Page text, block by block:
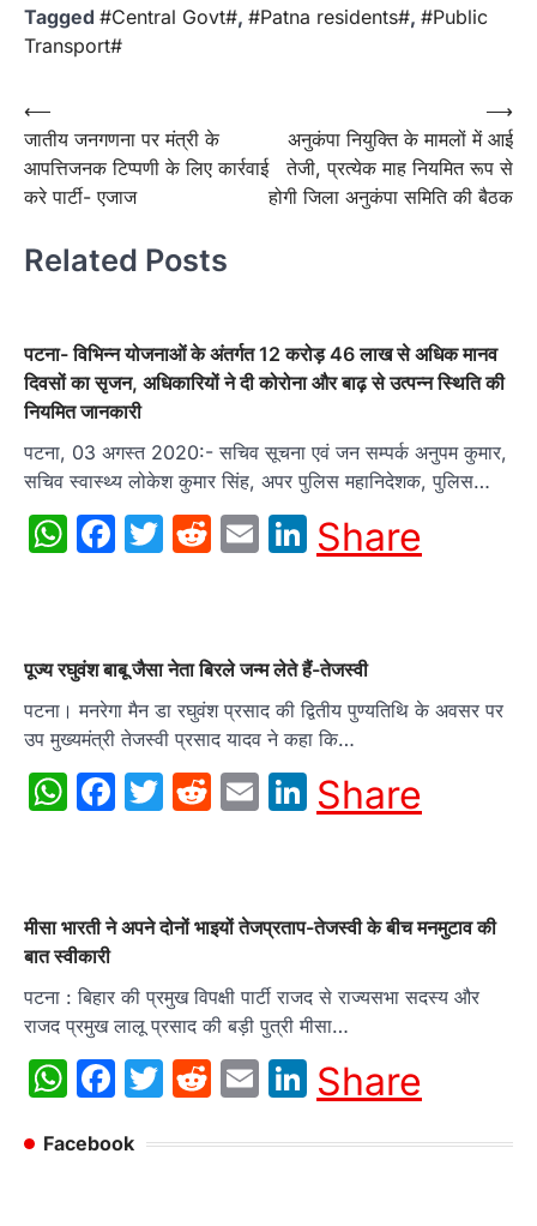
Tagged #Central Govt#, #Patna residents#, #Public
Transport#
Post
navigation
⟵
जातीय जनगणना पर मंत्री के
आपत्तिजनक टिप्पणी के लिए कार्रवाई
करे पार्टी- एजाज
अनुकंपा नियुक्ति के मामलों में आई
तेजी, प्रत्येक माह नियमित रूप से
होगी जिला अनुकंपा समिति की बैठक
⟶
Related Posts
पटना- विभिन्न योजनाओं के अंतर्गत 12 करोड़ 46 लाख से अधिक मानव
दिवसों का सृजन, अधिकारियों ने दी कोरोना और बाढ़ से उत्पन्न स्थिति की
नियमित जानकारी
पटना, 03 अगस्त 2020:- सचिव सूचना एवं जन सम्पर्क अनुपम कुमार,
सचिव स्वास्थ्य लोकेश कुमार सिंह, अपर पुलिस महानिदेशक, पुलिस…
WhatsApp
Facebook
Twitter
Reddit
EmailLinkedIn
Share
पूज्य रघुवंश बाबू जैसा नेता बिरले जन्म लेते हैं-तेजस्वी
पटना। मनरेगा मैन डा रघुवंश प्रसाद की द्वितीय पुण्यतिथि के अवसर पर
उप मुख्यमंत्री तेजस्वी प्रसाद यादव ने कहा कि…
WhatsApp
Facebook
Twitter
Reddit
EmailLinkedIn
Share
मीसा भारती ने अपने दोनों भाइयों तेजप्रताप-तेजस्वी के बीच मनमुटाव की
बात स्वीकारी
पटना : बिहार की प्रमुख विपक्षी पार्टी राजद से राज्यसभा सदस्य और
राजद प्रमुख लालू प्रसाद की बड़ी पुत्री मीसा…
WhatsApp
Facebook
Twitter
Reddit
EmailLinkedIn
Share
Facebook